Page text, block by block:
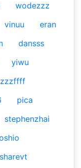
wodezzz
vinuu
eran
dansss
yiwu
zzzffff
pica
stephenzhai
sharevt